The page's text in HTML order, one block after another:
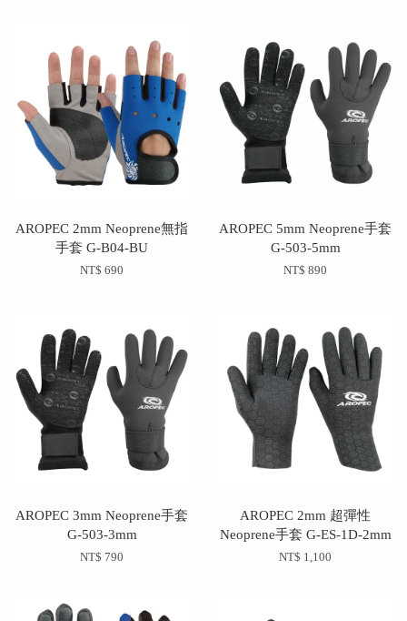
AROPEC 2mm Neoprene無指
手套 G-B04-BU
NT$ 690
AROPEC 5mm Neoprene手套
G-503-5mm
NT$ 890
AROPEC 3mm Neoprene手套
G-503-3mm
NT$ 790
AROPEC 2mm 超彈性
Neoprene手套 G-ES-1D-2mm
NT$ 1,100